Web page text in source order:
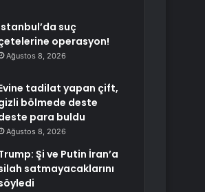
suç
operasyon!
Ağustos 8, 2026
tadilat yapan çift,
bölmede deste
para buldu
Ağustos 8, 2026
Şi ve Putin İran’a
satmayacaklarını